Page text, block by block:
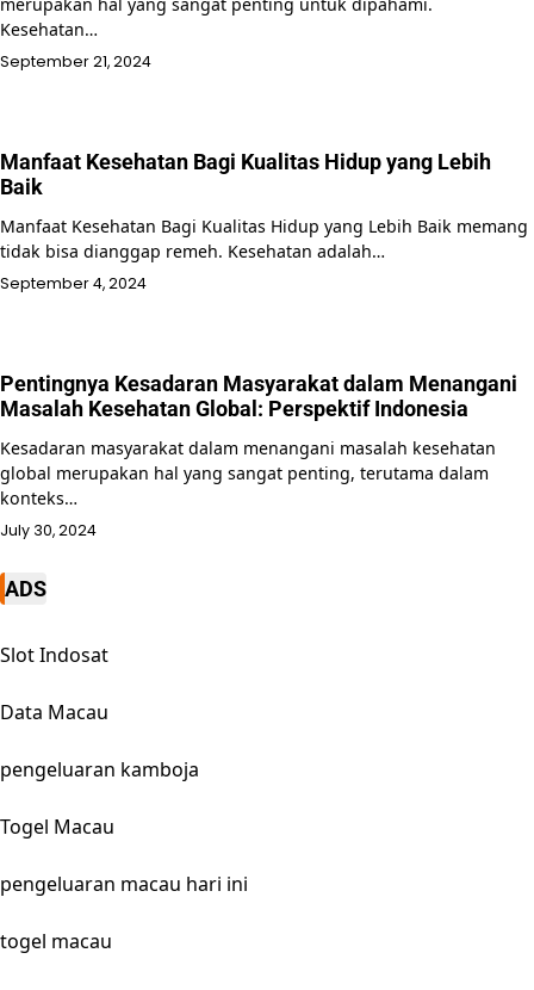
Kesehatan…
September 21, 2024
Manfaat Kesehatan Bagi Kualitas Hidup yang Lebih
Baik
Manfaat Kesehatan Bagi Kualitas Hidup yang Lebih Baik memang
tidak bisa dianggap remeh. Kesehatan adalah…
September 4, 2024
Pentingnya Kesadaran Masyarakat dalam Menangani
Masalah Kesehatan Global: Perspektif Indonesia
Kesadaran masyarakat dalam menangani masalah kesehatan
global merupakan hal yang sangat penting, terutama dalam
konteks…
July 30, 2024
ADS
Slot Indosat
Data Macau
pengeluaran kamboja
Togel Macau
pengeluaran macau hari ini
togel macau